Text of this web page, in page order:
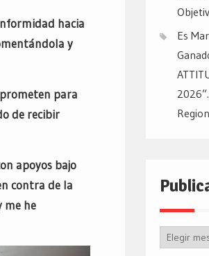
hacia
y
para
de recibir
apoyos bajo
contra de la
me he
Es